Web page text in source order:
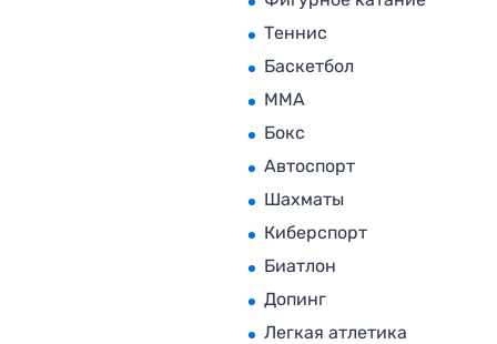
Теннис
Баскетбол
MMA
Бокс
Автоспорт
Шахматы
Киберспорт
Биатлон
Допинг
Легкая атлетика